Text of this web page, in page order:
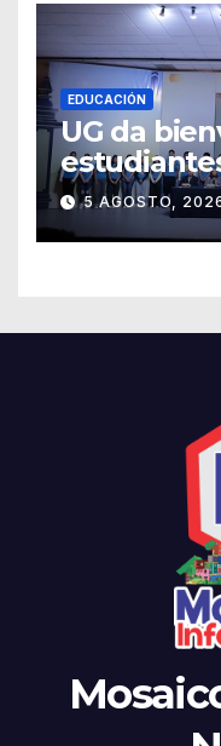
EDUCACIÓN
UG da
través de
equidad
5 AGOSTO,